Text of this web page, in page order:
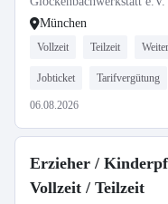
München
Vollzeit Teilzeit
Jobticket Tarifvergütung
06.08.2026
Erzieher /
Vollzeit / Teilzeit